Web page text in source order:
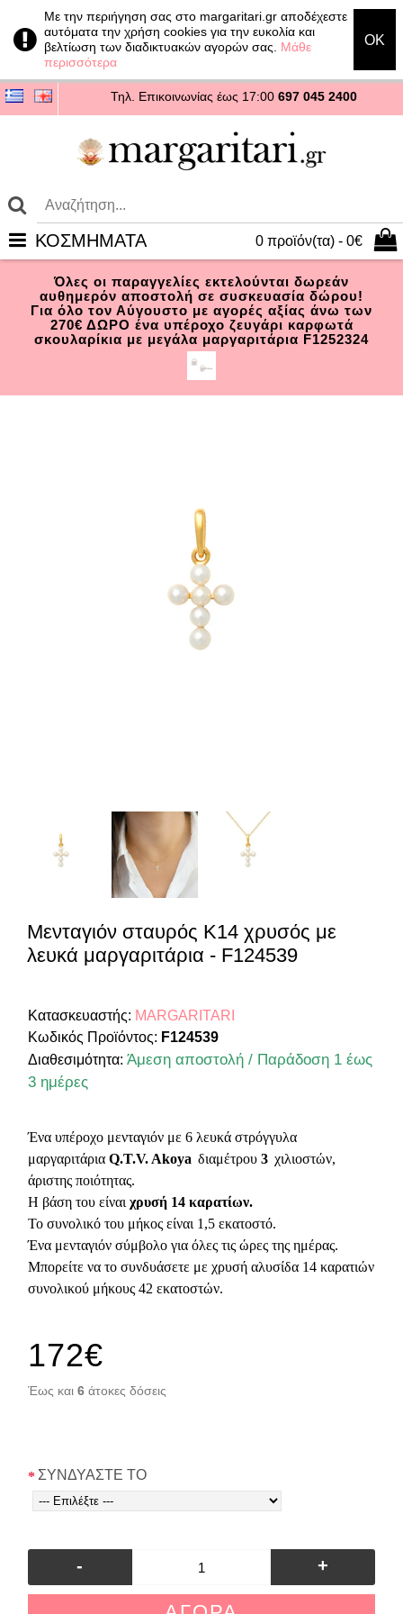
Με την περιήγηση σας στο margaritari.gr αποδέχεστε
αυτόματα την χρήση cookies για την ευκολία και
βελτίωση των διαδικτυακών αγορών σας. Μάθε
περισσότερα
OK
Τηλ. Επικοινωνίας έως 17:00 697 045 2400
0 προϊόν(τα) - 0€
ΚΟΣΜΗΜΑΤΑ
Όλες οι παραγγελίες εκτελούνται δωρεάν
αυθημερόν αποστολή σε συσκευασία δώρου!
Για όλο τον Αύγουστο με αγορές αξίας άνω των
270€ ΔΩΡΟ ένα υπέροχο ζευγάρι καρφωτά
σκουλαρίκια με μεγάλα μαργαριτάρια F1252324
Μενταγιόν σταυρός Κ14 χρυσός με
λευκά μαργαριτάρια - F124539
Κατασκευαστής: MARGARITARI
Κωδικός Προϊόντος: F124539
Διαθεσιμότητα: Άμεση αποστολή / Παράδοση 1 έως
3 ημέρες
Ένα υπέροχο μενταγιόν με 6 λευκά στρόγγυλα
μαργαριτάρια Q.T.V. Akoya διαμέτρου 3 χιλιοστών,
άριστης ποιότητας.
Η βάση του είναι χρυσή 14 καρατίων.
Το συνολικό του μήκος είναι 1,5 εκατοστό.
Ένα μενταγιόν σύμβολο για όλες τις ώρες της ημέρας.
Μπορείτε να το συνδυάσετε με χρυσή αλυσίδα 14 καρατιών
συνολικού μήκους 42 εκατοστών.
172€
Έως και 6 άτοκες δόσεις
ΣΥΝΔΥΑΣΤΕ ΤΟ
- +